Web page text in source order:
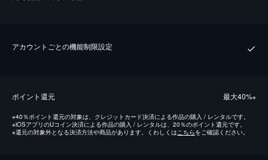
アカウントごとの機能制限設定
ポイント還元 最⼤40%※
※40％ポイント還元の対象は、クレジットカード決済による作品の購入 / レンタルです。
※iOSアプリのUコイン決済による作品の購入 / レンタルは、20％のポイント還元です。
※還元の対象外となる決済方法や商品があります。くわしくはこちらをご確認ください。